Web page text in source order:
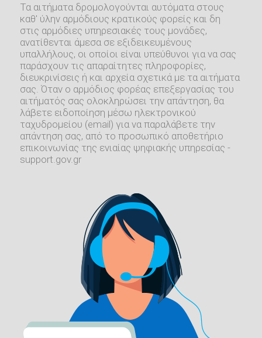
Τα αιτήματα δρομολογούνται αυτόματα στους
καθ' ύλην αρμόδιους κρατικούς φορείς και δη
στις αρμόδιες υπηρεσιακές τους μονάδες,
ανατίθενται άμεσα σε εξιδεικευμένους
υπαλλήλους, οι οποίοι είναι υπεύθυνοι για να σας
παράσχουν τις απαραίτητες πληροφορίες,
διευκρινίσεις ή και αρχεία σχετικά με τα αιτήματα
σας. Όταν ο αρμόδιος φορέας επεξεργασίας του
αιτήματός σας ολοκληρώσει την απάντηση, θα
λάβετε ειδοποίηση μέσω ηλεκτρονικού
ταχυδρομείου (email) για να παραλάβετε την
απάντηση σας, από το προσωπικό αποθετήριο
επικοινωνίας της ενιαίας ψηφιακής υπηρεσίας -
support.gov.gr